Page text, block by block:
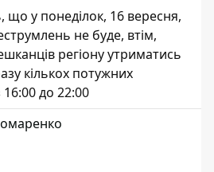
що у понеділок, 16 вересня,
не буде, втім,
регіону утриматись
кількох потужних
до 22:00